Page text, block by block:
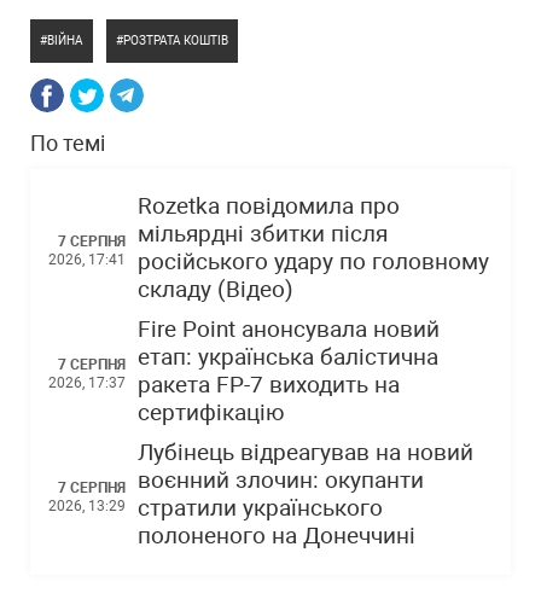
ВІЙНА РОЗТРАТА КОШТІВ
По темі
7 СЕРПНЯ
2026, 17:41
Rozetka повідомила про
мільярдні збитки після
російського удару по головному
складу (Відео)
7 СЕРПНЯ
2026, 17:37
Fire Point анонсувала новий
етап: українська балістична
ракета FP-7 виходить на
сертифікацію
7 СЕРПНЯ
2026, 13:29
Лубінець відреагував на новий
воєнний злочин: окупанти
стратили українського
полоненого на Донеччині